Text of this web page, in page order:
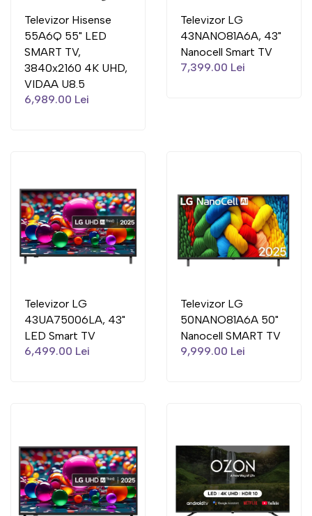
Televizor Hisense
55A6Q 55" LED
SMART TV,
3840x2160 4K UHD,
VIDAA U8.5
6,989.00 Lei
Televizor LG
43NANO81A6A, 43"
Nanocell Smart TV
7,399.00 Lei
Televizor LG
43UA75006LA, 43"
LED Smart TV
6,499.00 Lei
Televizor LG
50NANO81A6A 50"
Nanocell SMART TV
9,999.00 Lei